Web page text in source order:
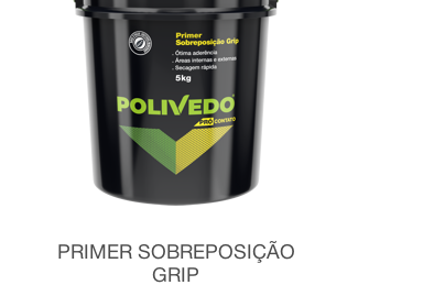
PRIMER SOBREPOSIÇÃO
GRIP